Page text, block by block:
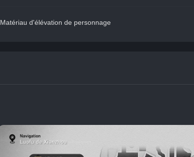
Matériau d'élévation de personnage